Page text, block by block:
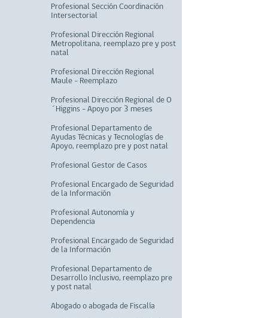
Profesional Sección Coordinación
Intersectorial
Profesional Dirección Regional
Metropolitana, reemplazo pre y post
natal
Profesional Dirección Regional
Maule - Reemplazo
Profesional Dirección Regional de O
´Higgins - Apoyo por 3 meses
Profesional Departamento de
Ayudas Técnicas y Tecnologías de
Apoyo, reemplazo pre y post natal
Profesional Gestor de Casos
Profesional Encargado de Seguridad
de la Información
Profesional Autonomía y
Dependencia
Profesional Encargado de Seguridad
de la Información
Profesional Departamento de
Desarrollo Inclusivo, reemplazo pre
y post natal
Abogado o abogada de Fiscalía